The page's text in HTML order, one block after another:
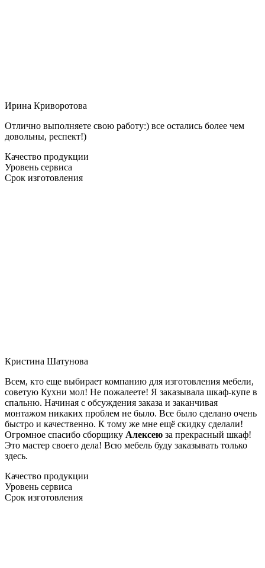
Ирина Криворотова
Отлично выполняете свою работу:) все остались более чем
довольны, респект!)
Качество продукции
Уровень сервиса
Срок изготовления
Кристина Шатунова
Всем, кто еще выбирает компанию для изготовления мебели,
советую Кухни мол! Не пожалеете! Я заказывала шкаф-купе в
спальню. Начиная с обсуждения заказа и заканчивая
монтажом никаких проблем не было. Все было сделано очень
быстро и качественно. К тому же мне ещё скидку сделали!
Огромное спасибо сборщику Алексею за прекрасный шкаф!
Это мастер своего дела! Всю мебель буду заказывать только
здесь.
Качество продукции
Уровень сервиса
Срок изготовления